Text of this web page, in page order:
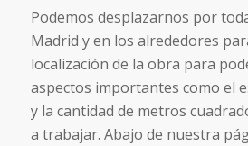
Podemos desplazarnos por
Madrid y en los alrededores
localización de la obra para
aspectos importantes como el
y la cantidad de metros
a trabajar. Abajo de nuestra